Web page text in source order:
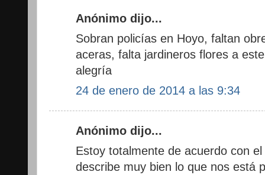
Anónimo dijo...
Sobran policías en Hoyo, faltan
aceras, falta jardineros flores a
alegría
24 de enero de 2014 a las 9:34
Anónimo dijo...
Estoy totalmente de acuerdo con
describe muy bien lo que nos está